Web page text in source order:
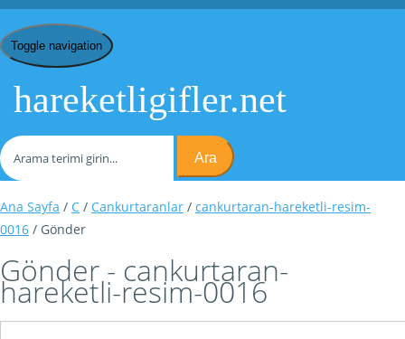
Toggle navigation
hareketligifler.net
Ara
Ana Sayfa / C / Cankurtaranlar / cankurtaran-hareketli-resim-
0016 / Gönder
Gönder - cankurtaran-
hareketli-resim-0016